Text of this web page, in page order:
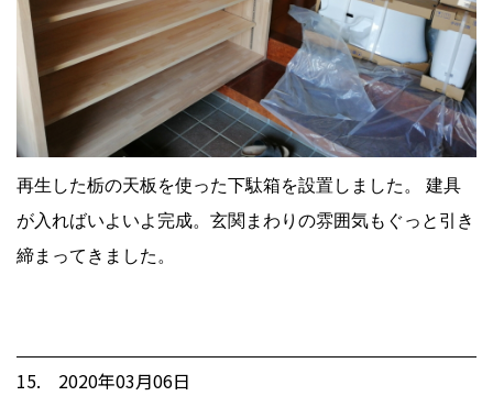
再生した栃の天板を使った下駄箱を設置しました。 建具
が入ればいよいよ完成。玄関まわりの雰囲気もぐっと引き
締まってきました。
15. 2020年03月06日